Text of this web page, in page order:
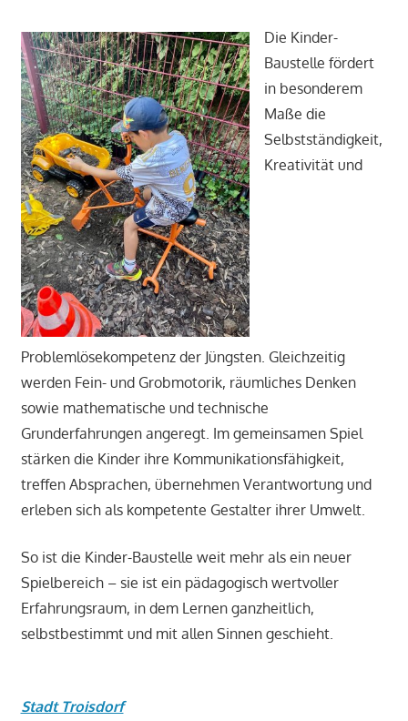
Die Kinder-
Baustelle fördert
in besonderem
Maße die
Selbstständigkeit,
Kreativität und
Problemlösekompetenz der Jüngsten. Gleichzeitig
werden Fein- und Grobmotorik, räumliches Denken
sowie mathematische und technische
Grunderfahrungen angeregt. Im gemeinsamen Spiel
stärken die Kinder ihre Kommunikationsfähigkeit,
treffen Absprachen, übernehmen Verantwortung und
erleben sich als kompetente Gestalter ihrer Umwelt.
So ist die Kinder-Baustelle weit mehr als ein neuer
Spielbereich – sie ist ein pädagogisch wertvoller
Erfahrungsraum, in dem Lernen ganzheitlich,
selbstbestimmt und mit allen Sinnen geschieht.
Stadt Troisdorf